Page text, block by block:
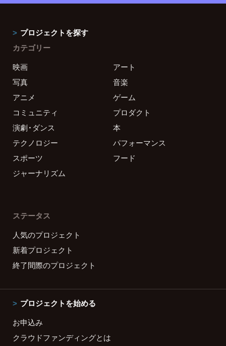
プロジェクトを探す
カテゴリー
映画
アート
写真
音楽
アニメ
ゲーム
コミュニティ
プロダクト
演劇・ダンス
本
テクノロジー
パフォーマンス
スポーツ
フード
ジャーナリズム
ステータス
人気のプロジェクト
新着プロジェクト
終了間際のプロジェクト
プロジェクトを始める
お申込み
クラウドファンディングとは